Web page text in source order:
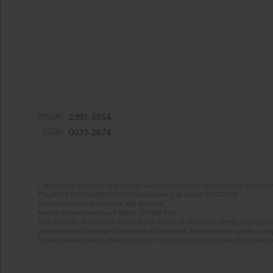
2391-5854
0033-2674